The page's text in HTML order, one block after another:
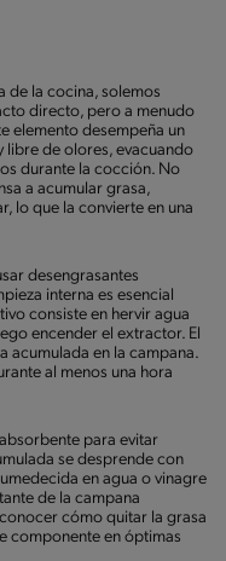
de la cocina, solemos
directo, pero a menudo
elemento desempeña un
libre de olores, evacuando
durante la cocción. No
a acumular grasa,
lo que la convierte en una
desengrasantes
interna es esencial
consiste en hervir agua
encender el extractor. El
acumulada en la campana.
al menos una hora
para evitar
se desprende con
en agua o vinagre
de la campana
cómo quitar la grasa
componente en óptimas